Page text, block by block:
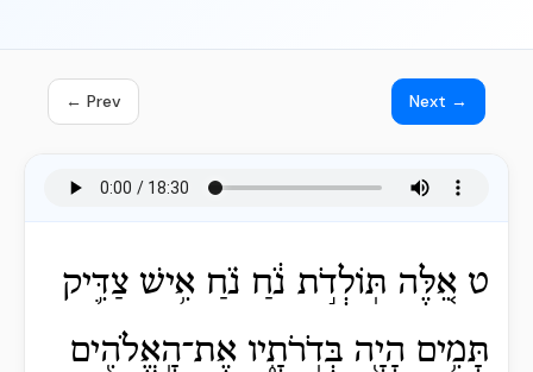
← Prev Next →
ט אֵ֚לֶּה תּֽוֹלְדֹ֣ת נֹ֔חַ נֹ֗חַ אִ֥ישׁ צַדִּ֛יק
תָּמִ֥ים הָיָ֖ה בְּדֹֽרֹתָ֑יו אֶת־הָֽאֱלֹהִ֖ים